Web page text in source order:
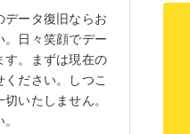
データ復旧ならお
。日々笑顔でデー
す。まずは現在の
ださい。しつこ
いたしません。